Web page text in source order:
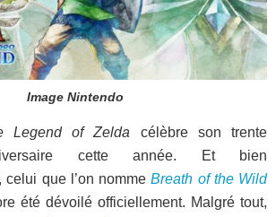
Image Nintendo
Legend of Zelda célèbre son trente
cette année. Et bien
celui que l’on nomme Breath of the Wild
été dévoilé officiellement. Malgré tout,